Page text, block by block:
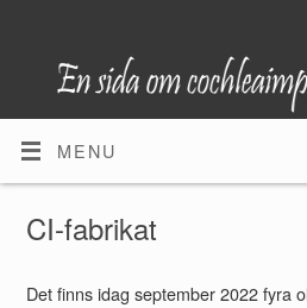
MENU
CI-fabrikat
Det finns idag september 2022 fyra